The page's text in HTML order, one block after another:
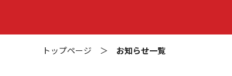
トップページ ＞ お知らせ一覧